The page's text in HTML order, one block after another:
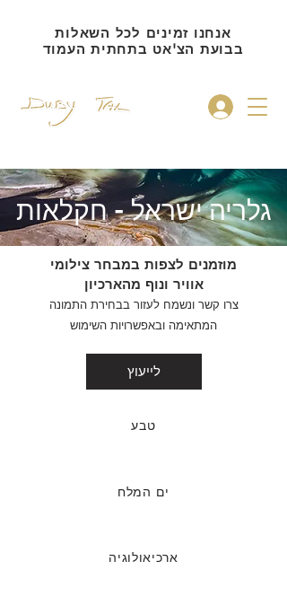
אנחנו זמינים לכל השאלות
בבועת הצ'אט בתחתית העמוד
גלריה ישראל -חקלאות
מוזמנים לצפות במבחר צילומי
אוויר ונוף מהארכיון
צרו קשר ונשמח לעזור בבחירת התמונה
המתאימה ובאפשרויות השימוש
לייעוץ
טבע
ים המלח
ארכיאולוגיה